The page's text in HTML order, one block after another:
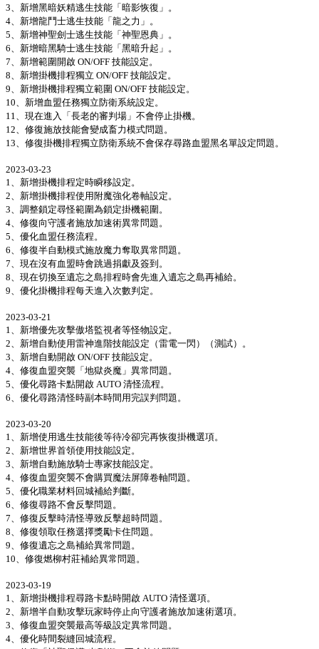
3、新增黑暗妖精逃生技能「暗影恢復」。
4、新增龍鬥士逃生技能「龍之力」。
5、新增神聖劍士逃生技能「神聖恩典」。
6、新增暗黑騎士逃生技能「黑暗升起」。
7、新增範圍開啟 ON/OFF 技能設定。
8、新增掛機排程獨立 ON/OFF 技能設定。
9、新增掛機排程獨立範圍 ON/OFF 技能設定。
10、新增血盟任務獨立防衛系統設定。
11、現在進入「長老的審判場」不會停止掛機。
12、修復施放技能會變成畜力模式問題。
13、修復掛機排程獨立防衛系統不會保存尋路血盟黑名單設定問題。
2023-03-23
1、新增掛機排程定時瞬移設定。
2、新增掛機排程使用附魔強化卷軸設定。
3、調整鎖定尋怪範圍為鎖定掛機範圍。
4、修復向守護者施放加速術異常問題。
5、優化血盟任務流程。
6、修復半自動模式施放魔力奪取異常問題。
7、現在沒有血盟時會跳過捐獻及簽到。
8、現在切換至遺忘之島排程時會先進入遺忘之島再補給。
9、優化掛機排程每天進入次數判定。
2023-03-21
1、新增優先攻擊傲塔監視者等怪物設定。
2、新增自動使用雷神進階技能設定（雷電一閃）（測試）。
3、新增自動開啟 ON/OFF 技能設定。
4、修復血盟突襲「地獄炎魔」異常問題。
5、優化尋路卡點開啟 AUTO 清怪流程。
6、優化尋路清怪時副本時間用完誤判問題。
2023-03-20
1、新增使用逃生技能後等待冷卻完再恢復掛機選項。
2、新增世界首領使用技能設定。
3、新增自動施放騎士專家技能設定。
4、修復血盟突襲不會購買魔法屏障卷軸問題。
5、優化職業材料回城補給判斷。
6、修復尋路不會反擊問題。
7、修復反擊時清怪導致反擊超時問題。
8、修復領取任務選擇獎勵卡住問題。
9、修復遺忘之島補給異常問題。
10、修復燃柳村莊補給異常問題。
2023-03-19
1、新增掛機排程尋路卡點時開啟 AUTO 清怪選項。
2、新增半自動攻擊玩家時停止向守護者施放加速術選項。
3、修復血盟突襲最高等級設定異常問題。
4、優化時間裂縫回城流程。